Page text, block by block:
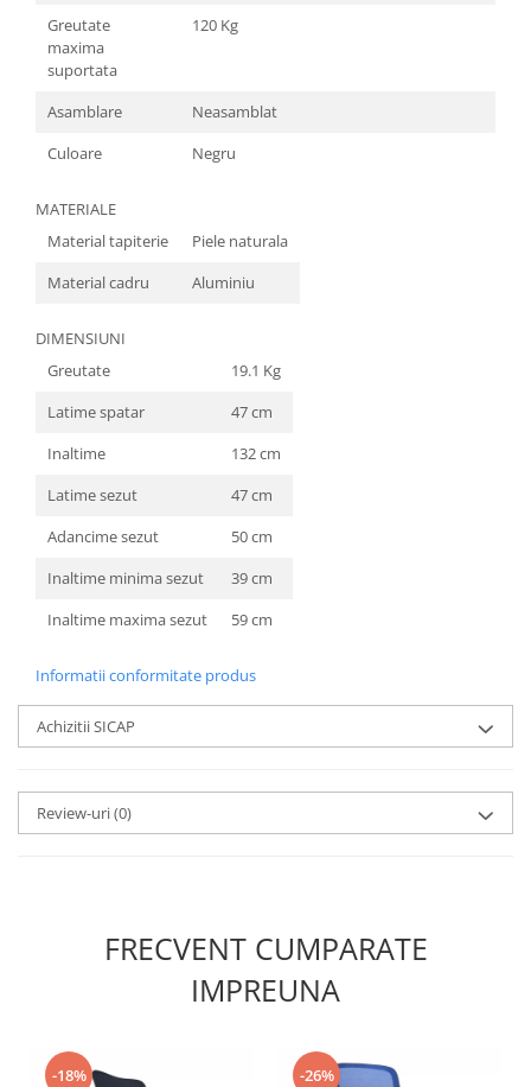
Greutate
maxima
suportata
120 Kg
Asamblare
Neasamblat
Culoare
Negru
MATERIALE
Material tapiterie
Piele naturala
Material cadru
Aluminiu
DIMENSIUNI
Greutate
19.1 Kg
Latime spatar
47 cm
Inaltime
132 cm
Latime sezut
47 cm
Adancime sezut
50 cm
Inaltime minima sezut
39 cm
Inaltime maxima sezut
59 cm
Informatii conformitate produs
Achizitii SICAP
Review-uri(0)
FRECVENT CUMPARATE
IMPREUNA
-18% -26%